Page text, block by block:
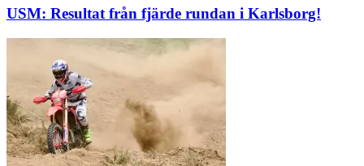
USM: Resultat från fjärde rundan i Karlsborg!